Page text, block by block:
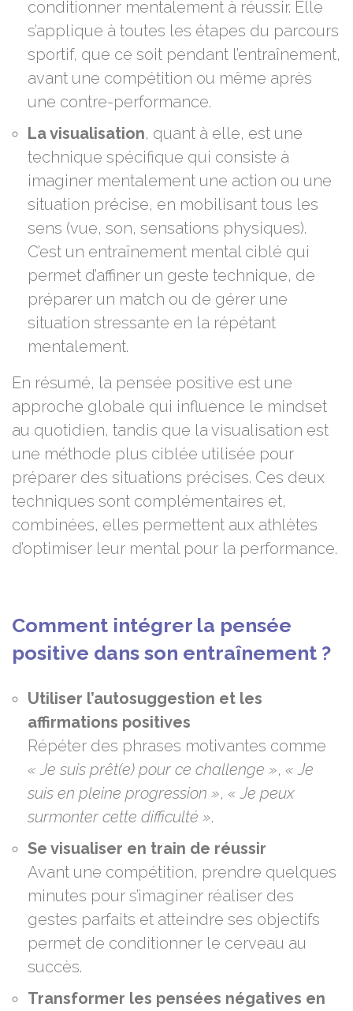
conditionner mentalement à réussir. Elle
s’applique à toutes les étapes du parcours
sportif, que ce soit pendant l’entraînement,
avant une compétition ou même après
une contre-performance.
La visualisation, quant à elle, est une
technique spécifique qui consiste à
imaginer mentalement une action ou une
situation précise, en mobilisant tous les
sens (vue, son, sensations physiques).
C’est un entraînement mental ciblé qui
permet d’affiner un geste technique, de
préparer un match ou de gérer une
situation stressante en la répétant
mentalement.
En résumé, la pensée positive est une
approche globale qui influence le mindset
au quotidien, tandis que la visualisation est
une méthode plus ciblée utilisée pour
préparer des situations précises. Ces deux
techniques sont complémentaires et,
combinées, elles permettent aux athlètes
d’optimiser leur mental pour la performance.
Comment intégrer la pensée
positive dans son entraînement ?
Utiliser l’autosuggestion et les
affirmations positives
Répéter des phrases motivantes comme
« Je suis prêt(e) pour ce challenge », « Je
suis en pleine progression », « Je peux
surmonter cette difficulté ».
Se visualiser en train de réussir
Avant une compétition, prendre quelques
minutes pour s’imaginer réaliser des
gestes parfaits et atteindre ses objectifs
permet de conditionner le cerveau au
succès.
Transformer les pensées négatives en